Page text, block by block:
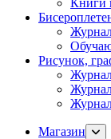
Книги
Рисунок,
Магазин